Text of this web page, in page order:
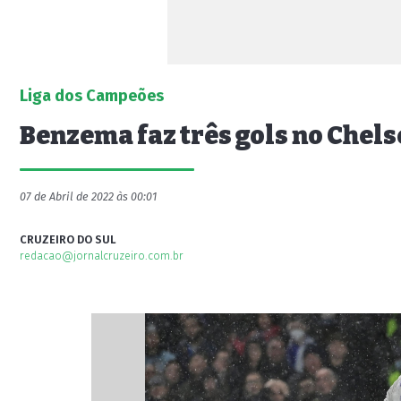
Liga dos Campeões
Benzema faz três gols no
07 de Abril de 2022 às 00:01
CRUZEIRO DO SUL
redacao@jornalcruzeiro.com.br